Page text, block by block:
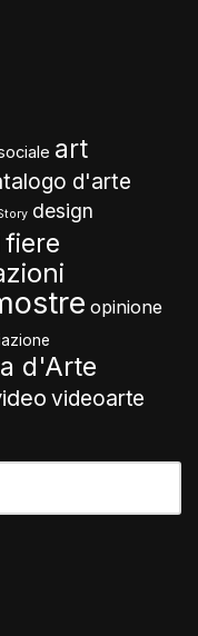
art
d'arte
design
fiere
opinione
d'Arte
videoarte